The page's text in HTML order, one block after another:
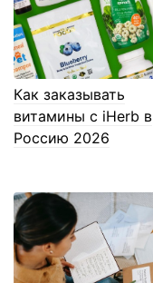
Как заказывать
витамины с iHerb в
Россию 2026